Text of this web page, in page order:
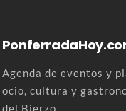
Agenda de eventos y
ocio, cultura y
del Bierzo .